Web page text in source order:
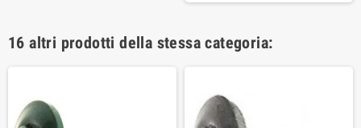
16 altri prodotti della stessa categoria: